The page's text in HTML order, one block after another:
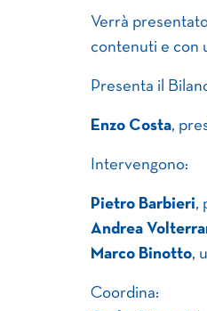
Verrà
contenuti e con
Presenta il
Enzo Costa,
Intervengono:
Pietro Barbieri,
Andrea
Marco Binotto,
Coordina: